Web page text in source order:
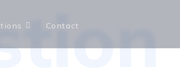
Contact